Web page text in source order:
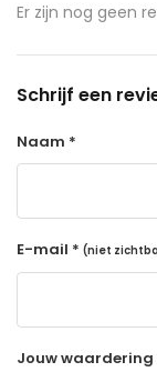
Er zijn nog geen
Schrijf een
Naam *
E-mail * (niet
Jouw waardering